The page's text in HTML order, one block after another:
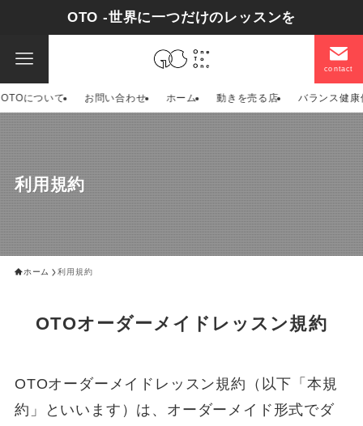
OTO -世界に一つだけのレッスンを
contact
OTOについて お問い合わせ ホーム 動きを売る店 バランス健康
利用規約
ホーム 利用規約
OTOオーダーメイドレッスン規約
OTOオーダーメイドレッスン規約（以下「本規
約」といいます）は、オーダーメイド形式でダ